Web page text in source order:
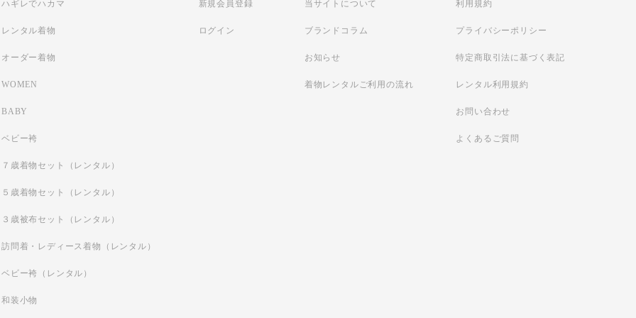
ハギレでハカマ
レンタル着物
オーダー着物
WOMEN
BABY
ベビー袴
７歳着物セット（レンタル）
５歳着物セット（レンタル）
３歳被布セット（レンタル）
訪問着・レディース着物（レンタル）
ベビー袴（レンタル）
和装小物
新規会員登録
ログイン
当サイトについて
ブランドコラム
お知らせ
着物レンタルご利用の流れ
利用規約
プライバシーポリシー
特定商取引法に基づく表記
レンタル利用規約
お問い合わせ
よくあるご質問